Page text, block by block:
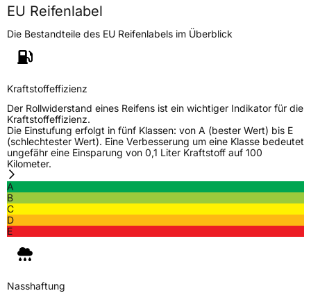
Höchstlast750 kg
Generelle Merkmale
Fahrzeugtyp
VerwendungSommerreifen
ModellnameComfort 2
FahrzeugartPKW & SUV
Weitere Eigenschaften
SchlauchtypTL
ZustandNeureifen
EU Reifenlabel
Die Bestandteile des EU Reifenlabels im Überblick
Kraftstoffeffizienz
Der Rollwiderstand eines Reifens ist ein wichtiger Indikator für die
Kraftstoffeffizienz.
Die Einstufung erfolgt in fünf Klassen: von A (bester Wert) bis E
(schlechtester Wert). Eine Verbesserung um eine Klasse bedeutet
ungefähr eine Einsparung von 0,1 Liter Kraftstoff auf 100
Kilometer.
A
B
C
D
E
Nasshaftung